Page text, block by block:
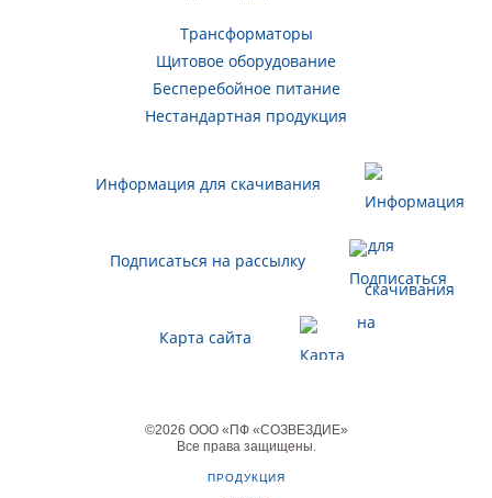
Трансформаторы
Щитовое оборудование
Бесперебойное питание
Нестандартная продукция
Информация для скачивания
Подписаться на рассылку
Карта сайта
©2026 ООО «ПФ «СОЗВЕЗДИЕ»
Все права защищены.
ПРОДУКЦИЯ